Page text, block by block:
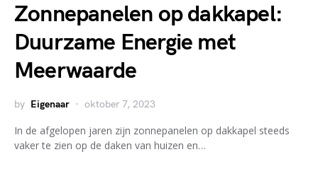
Zonnepanelen op dakkapel:
Duurzame Energie met
Meerwaarde
by Eigenaar oktober 7, 2023
In de afgelopen jaren zijn zonnepanelen op dakkapel steeds
vaker te zien op de daken van huizen en…